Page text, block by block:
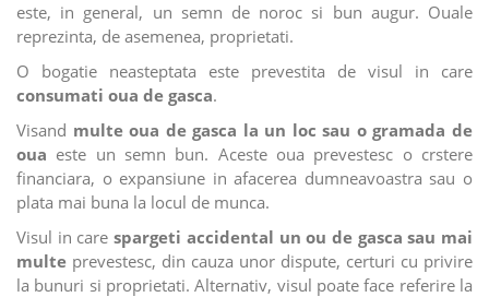
este, in general, un semn de noroc si bun augur. Ouale
reprezinta, de asemenea, proprietati.
O bogatie neasteptata este prevestita de visul in care
consumati oua de gasca.
Visand multe oua de gasca la un loc sau o gramada de
oua este un semn bun. Aceste oua prevestesc o crstere
financiara, o expansiune in afacerea dumneavoastra sau o
plata mai buna la locul de munca.
Visul in carespargeti accidental un ou de gasca sau mai
multe prevestesc, din cauza unor dispute, certuri cu privire
la bunuri si proprietati. Alternativ, visul poate face referire la